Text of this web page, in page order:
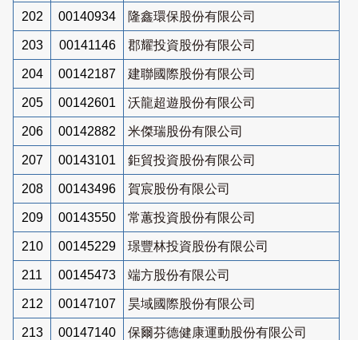
202 00140934 隆鑫環保股份有限公司
203 00141146 郡耀投資股份有限公司
204 00142187 建聯國際股份有限公司
205 00142601 沃龍超遊股份有限公司
206 00142882 米傑瑞股份有限公司
207 00143101 鉅貿投資股份有限公司
208 00143496 賀宸股份有限公司
209 00143550 常蕙投資股份有限公司
210 00145229 璟豐林投資股份有限公司
211 00145473 端方股份有限公司
212 00147107 昊域國際股份有限公司
213 00147140 保爾芬德健康運動股份有限公司